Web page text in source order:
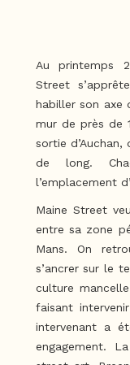
Au printemps
Street
habiller son axe
mur de près de
sortie
de long.
l’emplacement
Maine Street
entre sa zone
Mans. On
s’ancrer sur le
culture
faisant
intervenant a
engagement.